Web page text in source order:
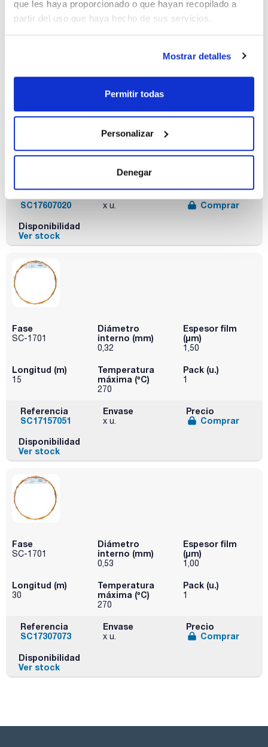
que les haya proporcionado o que hayan recopilado a
partir del uso que haya hecho de sus servicios.
Mostrar detalles
Permitir todas
Personalizar
Denegar
Disponibilidad
Ver stock
Fase
Diámetro
0,25
Espesor film
Longitud (m)
Temperatura
Pack (u.)
SC17607020
x u.
Comprar
Disponibilidad
Ver stock
Fase
SC-1701
Diámetro
interno (mm)
0,32
Espesor film
(µm)
1,50
Longitud (m)
15
Temperatura
máxima (ºC)
270
Pack (u.)
1
Referencia
SC17157051
Envase
x u.
Precio
Comprar
Disponibilidad
Ver stock
Fase
SC-1701
Diámetro
interno (mm)
0,53
Espesor film
(µm)
1,00
Longitud (m)
30
Temperatura
máxima (ºC)
270
Pack (u.)
1
Referencia
SC17307073
Envase
x u.
Precio
Comprar
Disponibilidad
Ver stock